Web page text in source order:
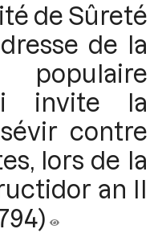
de Sûreté
de la
invite la
contre
lors de la
an II